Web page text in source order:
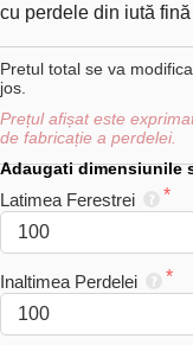
cu perdele din iută
Pretul total se va
jos.
Prețul afișat este
de fabricație a perdelei.
Adaugati dimensiunile
Latimea Ferestrei
Inaltimea Perdelei